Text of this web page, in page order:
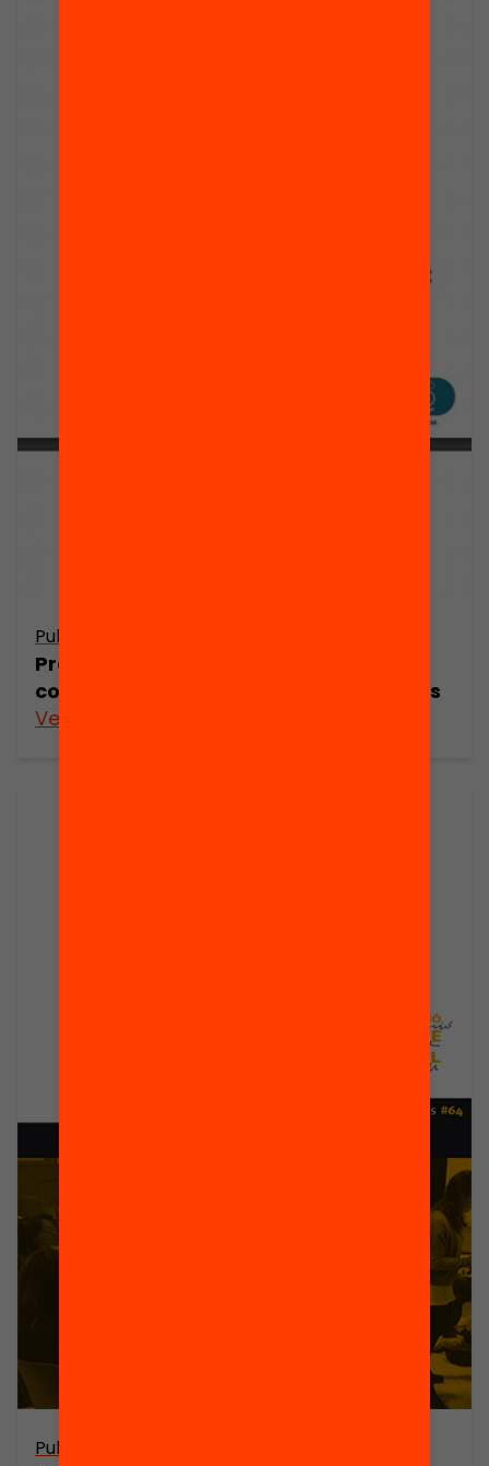
Publicació
Projectes d’innovació educativa
comunitària: ingredients d’èxit i reptes
Veure’n més
Publicació